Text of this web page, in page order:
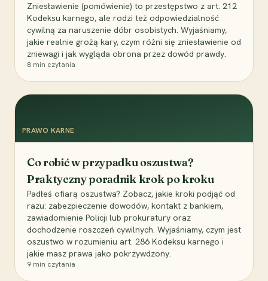
Zniesławienie (pomówienie) to przestępstwo z art. 212
Kodeksu karnego, ale rodzi też odpowiedzialność
cywilną za naruszenie dóbr osobistych. Wyjaśniamy,
jakie realnie grożą kary, czym różni się zniesławienie od
zniewagi i jak wygląda obrona przez dowód prawdy.
8 min czytania
PRAWO KARNE
Co robić w przypadku oszustwa?
Praktyczny poradnik krok po kroku
Padłeś ofiarą oszustwa? Zobacz, jakie kroki podjąć od
razu: zabezpieczenie dowodów, kontakt z bankiem,
zawiadomienie Policji lub prokuratury oraz
dochodzenie roszczeń cywilnych. Wyjaśniamy, czym jest
oszustwo w rozumieniu art. 286 Kodeksu karnego i
jakie masz prawa jako pokrzywdzony.
9 min czytania